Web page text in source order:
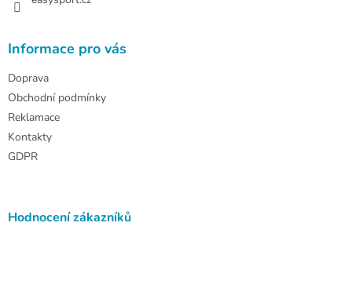
Informace pro vás
Doprava
Obchodní podmínky
Reklamace
Kontakty
GDPR
Hodnocení zákazníků